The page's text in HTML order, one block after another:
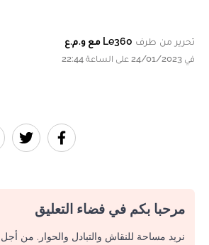
تحرير من طرف Le360 مع و.م.ع
في 24/01/2023 على الساعة 22:44
مرحبا بكم في فضاء التعليق
نريد مساحة للنقاش والتبادل والحوار. من